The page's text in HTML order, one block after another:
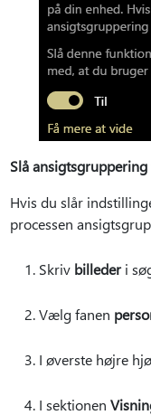
Slå
Hvis du slår
processen
Skriv billederi
Vælg fanen
I øverste højre
I sektionen